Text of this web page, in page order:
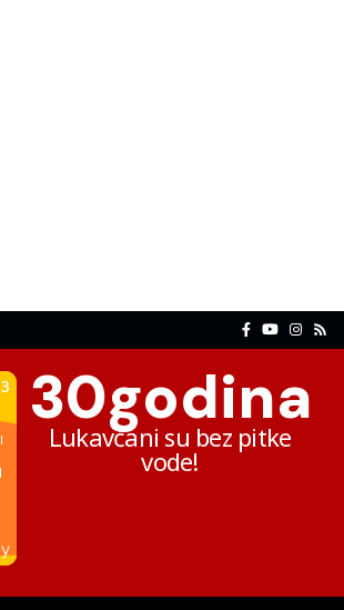
30godina
Lukavčani su bez pitke
vode!